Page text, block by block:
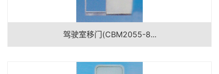
驾驶室移门(CBM2055-8...